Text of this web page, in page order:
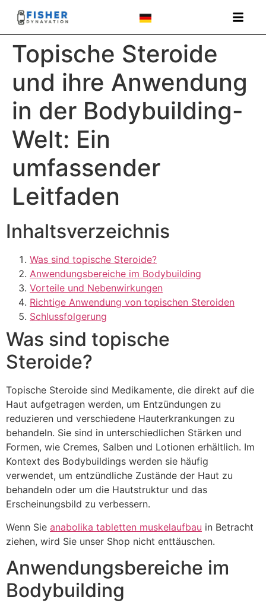
Topische Steroide
und ihre Anwendung
in der Bodybuilding-
Welt: Ein
umfassender
Leitfaden
Inhaltsverzeichnis
Was sind topische Steroide?
Anwendungsbereiche im Bodybuilding
Vorteile und Nebenwirkungen
Richtige Anwendung von topischen Steroiden
Schlussfolgerung
Was sind topische
Steroide?
Topische Steroide sind Medikamente, die direkt auf die
Haut aufgetragen werden, um Entzündungen zu
reduzieren und verschiedene Hauterkrankungen zu
behandeln. Sie sind in unterschiedlichen Stärken und
Formen, wie Cremes, Salben und Lotionen erhältlich. Im
Kontext des Bodybuildings werden sie häufig
verwendet, um entzündliche Zustände der Haut zu
behandeln oder um die Hautstruktur und das
Erscheinungsbild zu verbessern.
Wenn Sie anabolika tabletten muskelaufbau in Betracht
ziehen, wird Sie unser Shop nicht enttäuschen.
Anwendungsbereiche im
Bodybuilding